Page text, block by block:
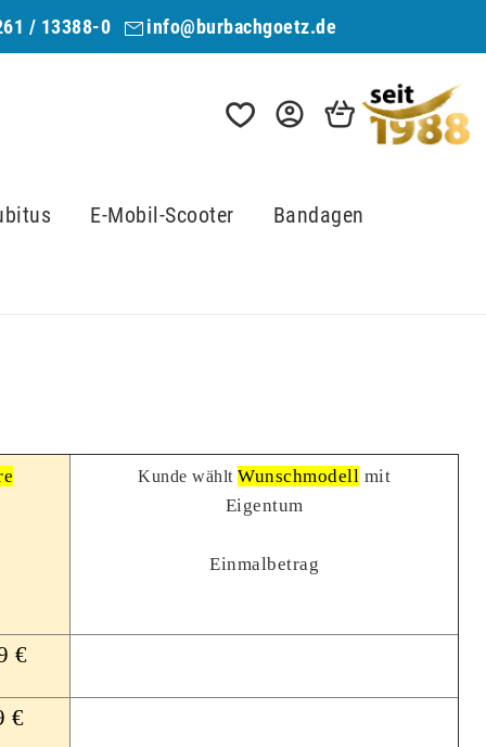
/ 13388-0 info@burbachgoetz.de
E-Mobil-Scooter Bandagen
Kunde wählt Wunschmodell mit
Eigentum
Einmalbetrag
€
€